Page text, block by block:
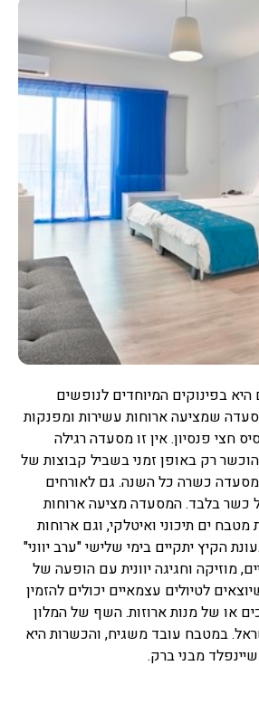
היא בפינוקים המיוחדים לנופשים
שמציעה ארוחות עשירות ומפנקות
חצי פנסיון. אין זו מסעדה רגילה
רק באופן זמני בשביל קבוצות של
מסעדה כשרה כל השנה. גם לאורחים
כשר בלבד. המסעדה מציעה ארוחות
ים תיכוני ואיטלקי, וגם ארוחות
הקיץ יתקיים בימי שלישי "ערב יווני"
מוזיקה וחגיגה יוונית עם הופעה של
לטיולים עצמאיים יכולים להזמין
או של מנות ארוזות. השף של המלון
במטבח עובד משגיח, והכשרות היא
מבני ברק.